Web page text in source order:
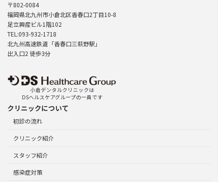
〒802-0084
福岡県北九州市小倉北区香春口2丁目10-8
足立興産ビル1階102
TEL:093-932-1718
北九州高速鉄道「香春口三萩野駅」
出入口2 徒歩3分
小倉デンタルクリニックは
DSヘルスケアグループの一員です
クリニックについて
初診の流れ
クリニック紹介
スタッフ紹介
感染症対策